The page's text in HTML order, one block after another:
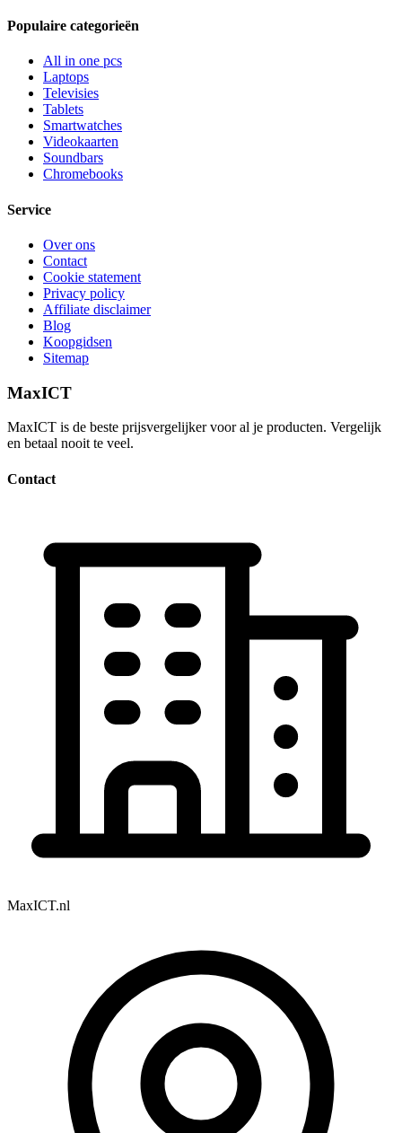
Populaire categorieën
All in one pcs
Laptops
Televisies
Tablets
Smartwatches
Videokaarten
Soundbars
Chromebooks
Service
Over ons
Contact
Cookie statement
Privacy policy
Affiliate disclaimer
Blog
Koopgidsen
Sitemap
MaxICT
MaxICT is de beste prijsvergelijker voor al je producten. Vergelijk
en betaal nooit te veel.
Contact
MaxICT.nl